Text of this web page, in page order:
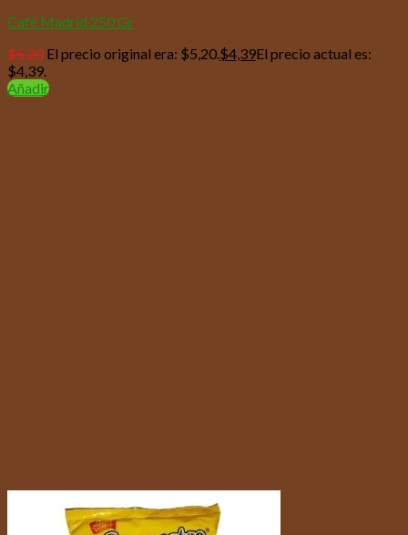
Café Madrid 250 Gr
$5,20 El precio original era: $5,20.$4,39El precio actual es:
$4,39.
Añadir